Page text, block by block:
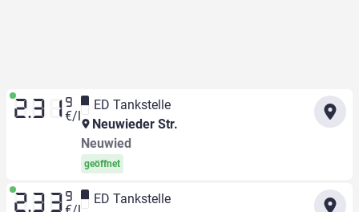
2.31 9
€/l
ED Tankstelle
Neuwieder Str.
Neuwied
geöffnet
2.33 9
ED Tankstelle